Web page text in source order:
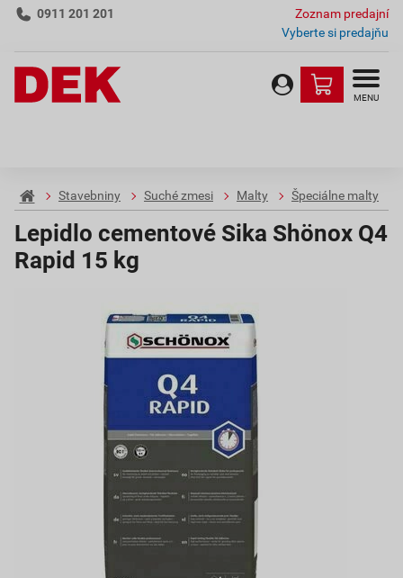
0911 201 201
Zoznam predajní
Vyberte si predajňu
MENU
Stavebniny Suché zmesi Malty Špeciálne malty
Lepidlo cementové Sika Shönox Q4
Rapid 15 kg